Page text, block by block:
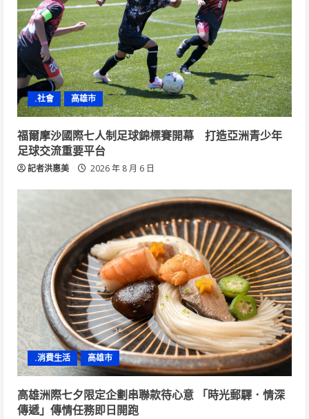
.社會 高雄市
福爾摩沙國際七人制足球錦標賽開幕 打造亞洲青少年
足球交流重要平台
記者洪惠美 2026 年 8 月 6 日
.消費生活 高雄市
高雄洲際七夕限定企劃串聯款待心意 「時光郵驛．情深
傳遞」傳情任務即日開跑